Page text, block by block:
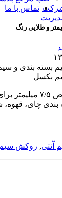
شرکت تماس با ما
بسته بندی و
بکسل
۲ سیم باریک با عرض
بندی چای،
, روکش سیم